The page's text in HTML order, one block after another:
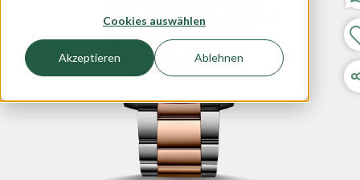
Cookies auswählen
Akzeptieren Ablehnen